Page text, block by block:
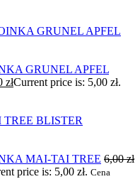
GRUNEL APFEL
złCurrent price is: 5,00 zł.
MAI-TAI TREE 6,00zł
price is: 5,00 zł. Cena